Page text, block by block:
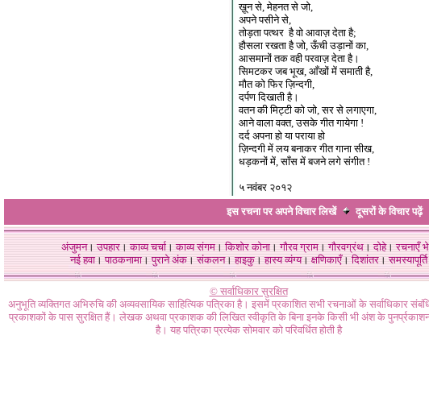
ख़ून से, मेहनत से जो,
अपने पसीने से,
तोड़ता पत्थर है वो आवाज़ देता है;
हौसला रखता है जो, ऊँची उड़ानों का,
आसमानों तक वही परवाज़ देता है।
सिमटकर जब भूख, आँखों में समाती है,
मौत को फिर ज़िन्दगी,
दर्पण दिखाती है।
वतन की मिट्टी को जो, सर से लगाएगा,
आने वाला वक्त, उसके गीत गायेगा !
दर्द अपना हो या पराया हो
ज़िन्दगी में लय बनाकर गीत गाना सीख,
धड़कनों में, साँस में बजने लगे संगीत !
५ नवंबर २०१२
इस रचना पर अपने विचार लिखें
दूसरों के विचारपढ़ें
अंजुमन।उपहार।काव्य चर्चा।काव्य संगम।किशोर कोना।गौरव ग्राम।गौरवग्रंथ।दोहे।रचनाएँ
नई हवा। पाठकनामा। पुराने अंक। संकलन। हाइकु। हास्य व्यंग्य। क्षणिकाएँ। दिशांतर। समस्यापूर्ति
© सर्वाधिकार सुरक्षित
अनुभूति व्यक्तिगत अभिरुचि की अव्यवसायिक साहित्यिक पत्रिका है। इसमें प्रकाशित सभी रचनाओं के सर्वाधिकार
प्रकाशकों के पास सुरक्षित हैं। लेखक अथवा प्रकाशक की लिखित स्वीकृति के बिना इनके किसी भी अंश के
है। यह पत्रिका प्रत्येक सोमवार को परिवर्धित होती है